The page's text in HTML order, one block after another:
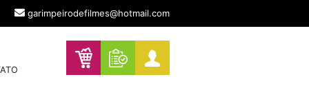
garimpeirodefilmes@hotmail.com